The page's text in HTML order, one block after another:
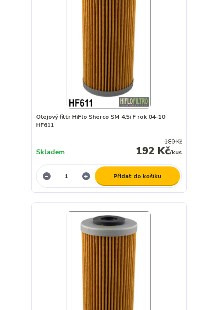
Olejový filtr HiFlo Sherco SM 4.5i F rok 04-10
HF611
180 Kč
192 Kč/kus
Skladem
Přidat do košíku